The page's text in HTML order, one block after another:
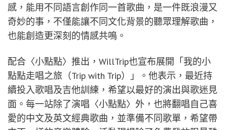
感，能用不同語言創作同一首歌曲，是一件既浪漫又
奇妙的事，不僅能讓不同文化背景的聽眾理解歌曲，
也能創造更深刻的情感共鳴。
配合〈小點點〉推出，WillTrip也宣布展開「我的小
點點走唱之旅（Trip with Trip）」。他表示，最近持
續投入歌唱及吉他訓練，希望以最好的演出與歌迷見
面。每一站除了演唱〈小點點〉外，也將翻唱自己喜
愛的中文及英文經典歌曲，並準備不同歌單，希望帶